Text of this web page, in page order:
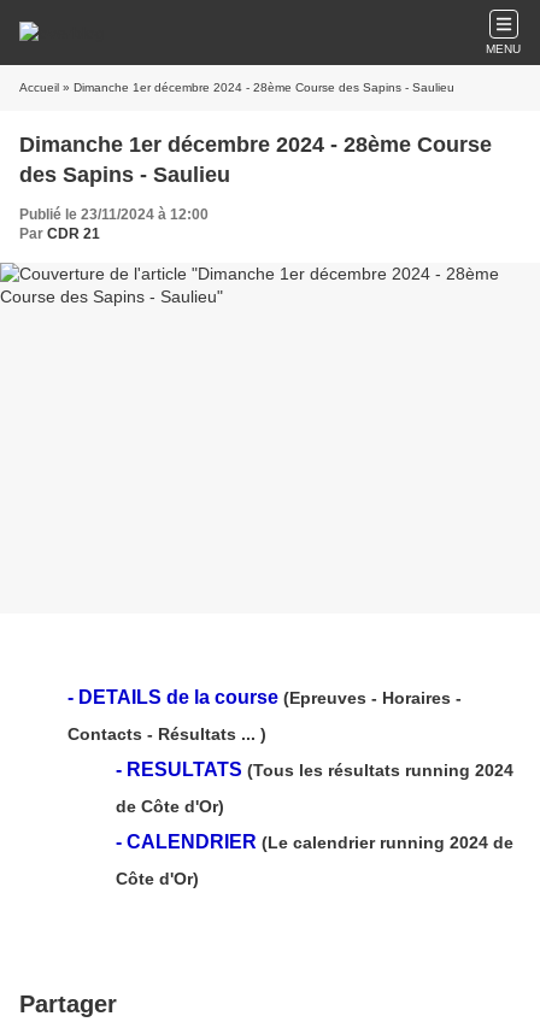
MENU
Accueil » Dimanche 1er décembre 2024 - 28ème Course des Sapins - Saulieu
Dimanche 1er décembre 2024 - 28ème Course
des Sapins - Saulieu
Publié le 23/11/2024 à 12:00
Par CDR 21
- DETAILS de la course (Epreuves - Horaires -
Contacts - Résultats ... )
- RESULTATS (Tous les résultats running 2024
de Côte d'Or)
- CALENDRIER (Le calendrier running 2024 de
Côte d'Or)
Partager